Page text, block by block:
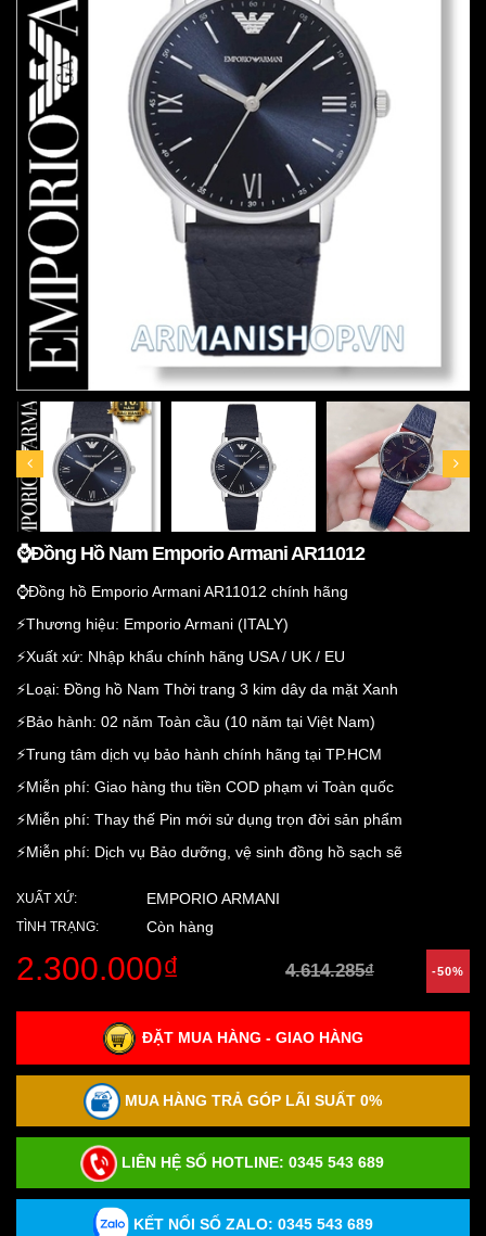
⌚️Đồng Hồ Nam Emporio Armani AR11012
⌚️Đồng hồ Emporio Armani AR11012 chính hãng
⚡️Thương hiệu: Emporio Armani (ITALY)
⚡️Xuất xứ: Nhập khẩu chính hãng USA / UK / EU
⚡️Loại: Đồng hồ Nam Thời trang 3 kim dây da mặt Xanh
⚡️Bảo hành: 02 năm Toàn cầu (10 năm tại Việt Nam)
⚡️Trung tâm dịch vụ bảo hành chính hãng tại TP.HCM
⚡️Miễn phí: Giao hàng thu tiền COD phạm vi Toàn quốc
⚡️Miễn phí: Thay thế Pin mới sử dụng trọn đời sản phẩm
⚡️Miễn phí: Dịch vụ Bảo dưỡng, vệ sinh đồng hồ sạch sẽ
XUẤT XỨ: EMPORIO ARMANI
TÌNH TRẠNG: Còn hàng
2.300.000₫ 4.614.285₫ -50%
ĐẶT MUA HÀNG - GIAO HÀNG
MUA HÀNG TRẢ GÓP LÃI SUẤT 0%
LIÊN HỆ SỐ HOTLINE: 0345 543 689
KẾT NỐI SỐ ZALO: 0345 543 689